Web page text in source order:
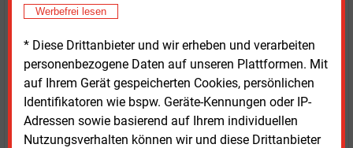
Werbefrei lesen
* Diese Drittanbieter und wir erheben und verarbeiten
personenbezogene Daten auf unseren Plattformen. Mit
auf Ihrem Gerät gespeicherten Cookies, persönlichen
Identifikatoren wie bspw. Geräte-Kennungen oder IP-
Adressen sowie basierend auf Ihrem individuellen
Nutzungsverhalten können wir und diese Drittanbieter
Kaufen Sie den Artikel
erhalten Sie sofort diesen redaktionellen Beitrag für
nur €8.93